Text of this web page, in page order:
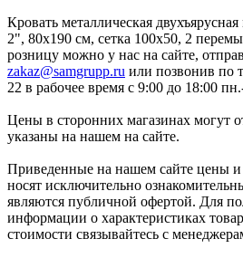
Кровать металлическая
2", 80х190 см, сетка 100х50, 2
розницу можно у нас на сайте,
zakaz@samgrupp.ru или позвонив по
22 в рабочее время с 9:00 до 18:00
Цены в сторонних магазинах могут
указаны на нашем на сайте.
Приведенные на нашем сайте цены и
носят исключительно
являются публичной офертой. Для
информации о характеристиках
стоимости связывайтесь с